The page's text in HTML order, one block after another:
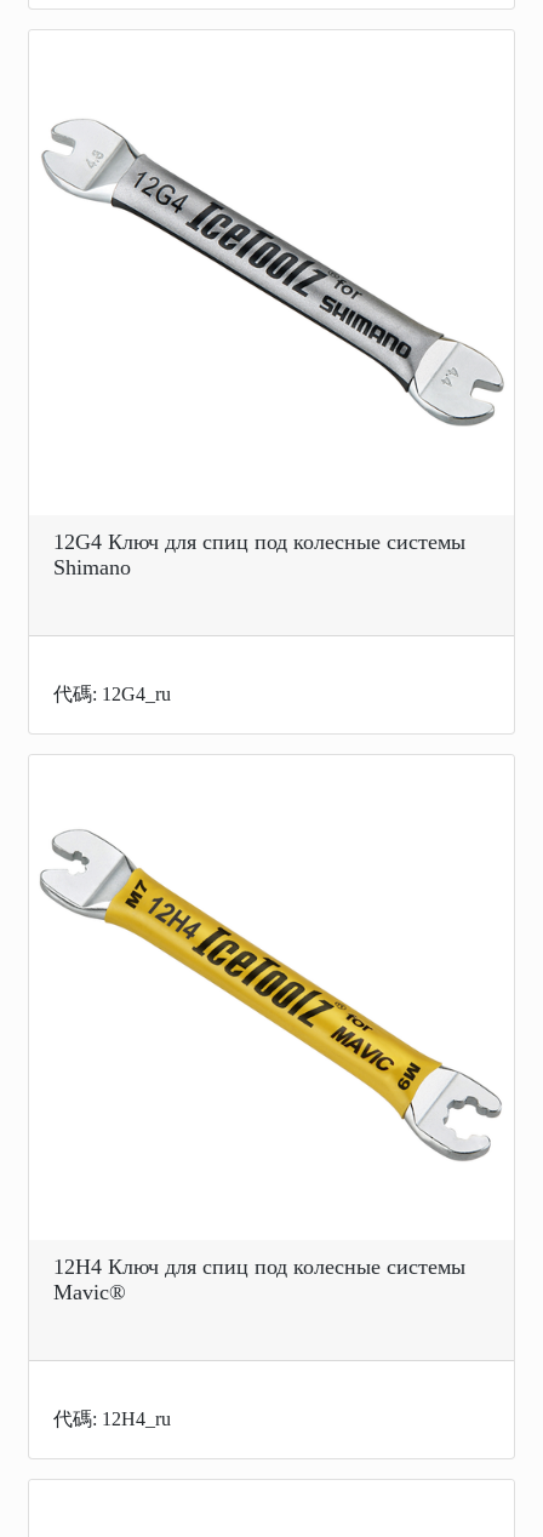
12G4 Ключ для спиц под колесные системы
Shimano
代碼: 12G4_ru
12H4 Ключ для спиц под колесные системы
Mavic®
代碼: 12H4_ru